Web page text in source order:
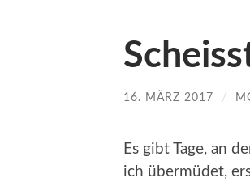
16. MÄRZ 2017 /
Es gibt Tage, an
ich übermüdet,